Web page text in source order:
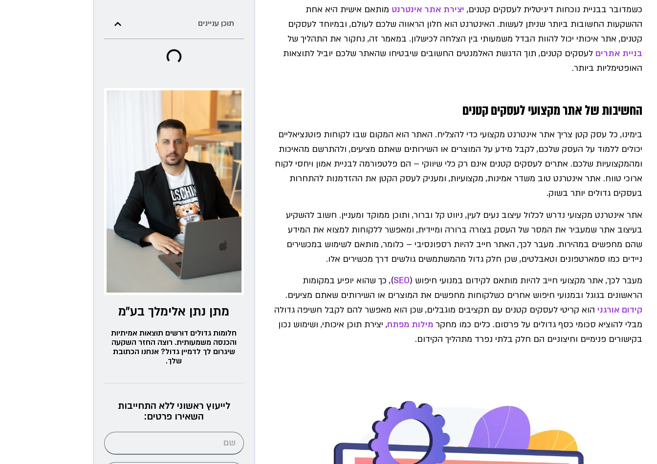
כשמדובר בבניית נוכחות דיגיטלית לעסקים קטנים, יצירת אתר אינטרנט מותאם אישית היא אחת
ההשקעות החשובות ביותר שניתן לעשות. האינטרנט הוא חלון הראווה שלכם לעולם, ובמיוחד לעסקים
קטנים, אתר איכותי יכול להוות הבדל משמעותי בין הצלחה לכישלון. במאמר זה, נחקור את התהליך של
בניית אתרים לעסקים קטנים, תוך הדגשת האלמנטים החשובים שיבטיחו שהאתר שלכם יוביל לתוצאות
האופטימליות ביותר.
החשיבות של אתר מקצועי לעסקים קטנים
בימינו, כל עסק קטן צריך אתר אינטרנט מקצועי כדי להצליח. האתר הוא המקום שבו לקוחות פוטנציאליים
יכולים ללמוד על העסק שלכם, לקבל מידע על המוצרים או השירותים שאתם מציעים, ולהתרשם מהאיכות
ומהמקצועיות שלכם. אתרים לעסקים קטנים אינם רק כלי שיווקי – הם פלטפורמה לבניית אמון ויחסי לקוח
ארוכי טווח. אתר אינטרנט טוב משדר אמינות, מקצועיות, ומעניק לעסק הקטן את ההזדמנות להתחרות
בעסקים גדולים יותר בשוק.
אתר אינטרנט מקצועי נדרש לכלול עיצוב נעים לעין, ניווט קל וברור, ותוכן ממוקד ומעניין. חשוב להשקיע
בעיצוב אתר שמעביר את המסר של העסק בצורה ברורה ומיידית, ומאפשר ללקוחות למצוא את המידע
שהם מחפשים במהירות. מעבר לכך, האתר חייב להיות רספונסיבי – כלומר, מותאם לשימוש במכשירים
ניידים כמו סמארטפונים וטאבלטים, שכן חלק גדול מהמשתמשים גולשים דרך מכשירים אלו.
מעבר לכך, אתר מקצועי חייב להיות מותאם לקידום במנועי חיפוש (SEO), כך שהוא יופיע במקומות
הראשונים בגוגל ובמנועי חיפוש אחרים כשלקוחות מחפשים את המוצרים או השירותים שאתם מציעים.
קידום אורגני הוא קריטי לעסקים קטנים עם תקציבים מוגבלים, שכן הוא מאפשר להם לקבל חשיפה גדולה
מבלי להוציא סכומי כסף גדולים על פרסום. כלים כמו מחקר מילות מפתח, יצירת תוכן איכותי, ושימוש נכון
בקישורים פנימיים וחיצוניים הם חלק בלתי נפרד מתהליך הקידום.
תוכן עניינים
מתן נתן אלימלך בע״מ
חלומות גדולים דורשים תוצאות אמיתיות
והכנסה משמעותית. רוצה החזר השקעה
שיגרום לך לדמיין גדול? אנחנו הכתובת
שלך.
לייעוץ ראשוני ללא התחייבות
השאירו פרטים: